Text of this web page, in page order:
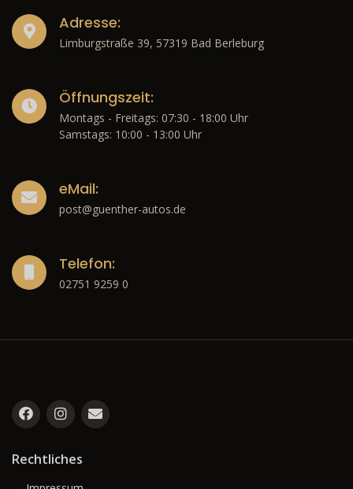
Adresse:
Limburgstraße 39, 57319 Bad Berleburg
Öffnungszeit:
Montags - Freitags: 07:30 - 18:00 Uhr
Samstags: 10:00 - 13:00 Uhr
eMail:
post@guenther-autos.de
Telefon:
02751 9259 0
Rechtliches